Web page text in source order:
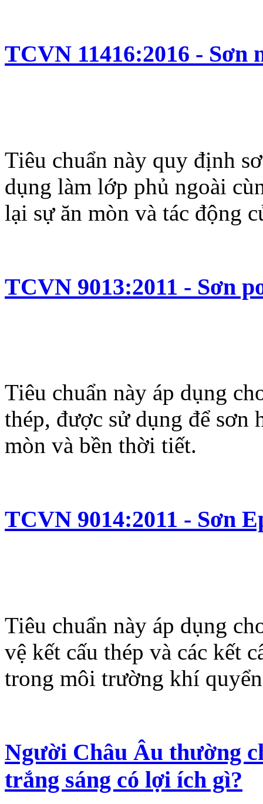
TCVN 11416:2016 - Sơn
Tiêu chuẩn này quy định
dụng làm lớp phủ ngoài
lại sự ăn mòn và tác động
TCVN 9013:2011 - Sơn
Tiêu chuẩn này áp dụng
thép, được sử dụng để sơn
mòn và bền thời tiết.
TCVN 9014:2011 - Sơn
Tiêu chuẩn này áp dụng
vệ kết cấu thép và các kết
trong môi trường khí
Người Châu Âu thường
trắng sáng có lợi ích gì?